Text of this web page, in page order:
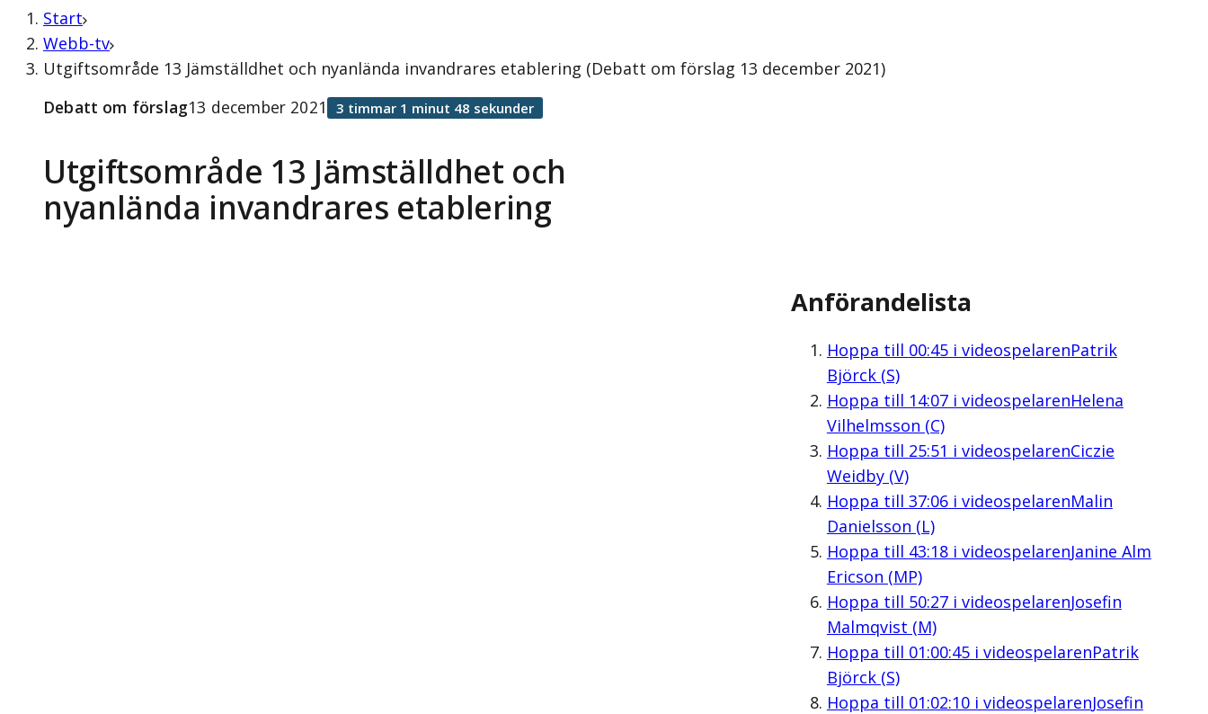
Start
Webb-tv
Utgiftsområde 13 Jämställdhet och nyanlända invandrares etablering (Debatt om förslag 13 december 2021)
Utgiftsområde 13 Jämställdhet och
nyanlända invandrares etablering
Debatt om förslag13 december 2021 3 timmar 1 minut 48 sekunder
Anförandelista
Hoppa till 00:45i videospelarenPatrik
Björck (S)
Hoppa till 14:07i videospelarenHelena
Vilhelmsson (C)
Hoppa till 25:51 i videospelarenCiczie
Weidby (V)
Hoppa till 37:06i videospelarenMalin
Danielsson (L)
Hoppa till 43:18i videospelarenJanine Alm
Ericson (MP)
Hoppa till 50:27i videospelarenJosefin
Malmqvist (M)
Hoppa till 01:00:45i videospelarenPatrik
Björck (S)
Hoppa till 01:02:10i videospelarenJosefin